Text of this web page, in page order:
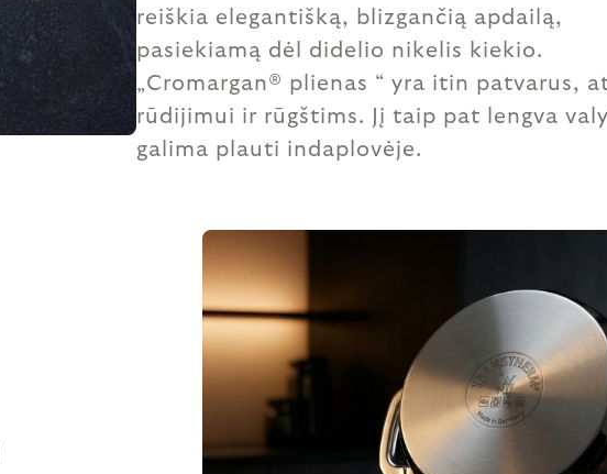
reiškia elegantišką, blizgančią apdailą,
pasiekiamą dėl didelio nikelis kiekio.
„Cromargan® plienas “ yra itin patvarus,
rūdijimui ir rūgštims. Jį taip pat lengva
galima plauti indaplovėje.